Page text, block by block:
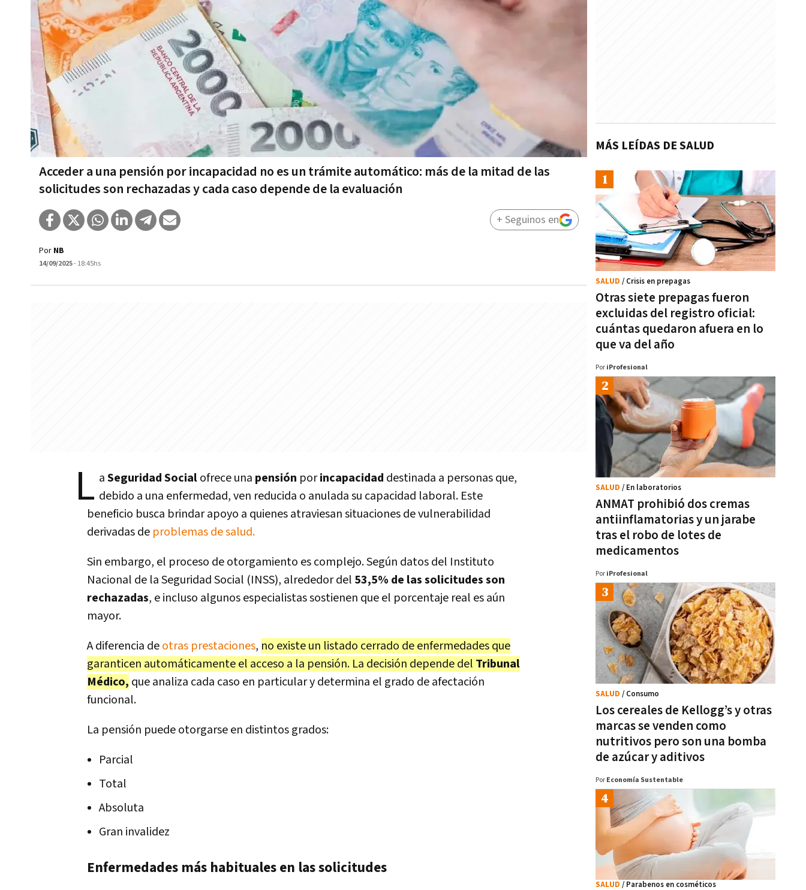
Acceder a una pensión por incapacidad no es un trámite automático: más de la mitad de las
solicitudes son rechazadas y cada caso depende de la evaluación
Por NB
14/09/2025- 18:45hs
+ Seguinos en
L aSeguridad Socialofrece una pensión porincapacidad destinada a personas que,
debido a una enfermedad, ven reducida o anulada su capacidad laboral. Este
beneficio busca brindar apoyo a quienes atraviesan situaciones de vulnerabilidad
derivadas de problemas de salud.
Sin embargo, el proceso de otorgamiento es complejo. Según datos del Instituto
Nacional de la Seguridad Social (INSS), alrededor del 53,5% de las solicitudes son
rechazadas, e incluso algunos especialistas sostienen que el porcentaje real es aún
mayor.
A diferencia deotras prestaciones, no existe un listado cerrado de enfermedades que
garanticen automáticamente el acceso a la pensión. La decisión depende del Tribunal
Médico, que analiza cada caso en particular y determina el grado de afectación
funcional.
La pensión puede otorgarse en distintos grados:
Parcial
Total
Absoluta
Gran invalidez
Enfermedades más habituales en las solicitudes
MÁS LEÍDAS DE SALUD
Otras siete prepagas fueron
excluidas del registro oficial:
cuántas quedaron afuera en lo
que va del año
SALUD / Crisis en prepagas
Por iProfesional
ANMAT prohibió dos cremas
antiinflamatorias y un jarabe
tras el robo de lotes de
medicamentos
SALUD / En laboratorios
Por iProfesional
Los cereales de Kellogg’s y otras
marcas se venden como
nutritivos pero son una bomba
de azúcar y aditivos
SALUD / Consumo
Por Economía Sustentable
SALUD / Parabenos en cosméticos